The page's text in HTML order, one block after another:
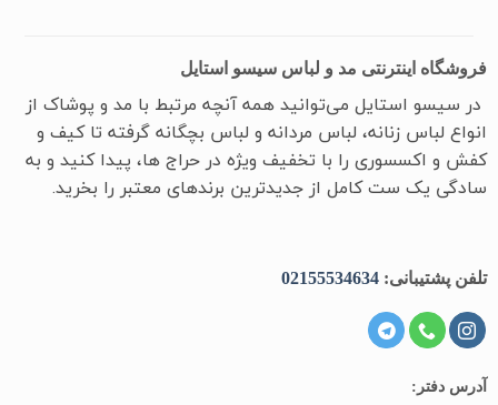
فروشگاه اینترنتی مد و لباس سیسو استایل
در سیسو ‌استایل می‌توانید همه آنچه مرتبط با مد و پوشاک از
انواع لباس زنانه، لباس مردانه و لباس بچگانه گرفته تا کیف و
کفش و اکسسوری را با تخفیف ویژه در حراج ها، پیدا کنید و به
سادگی یک ست کامل از جدیدترین‌ برندهای معتبر را بخرید.
تلفن پشتیبانی:02155534634
آدرس دفتر: